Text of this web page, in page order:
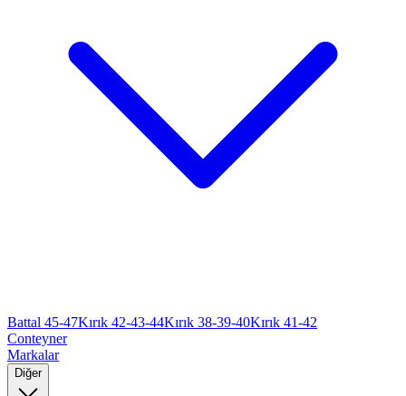
Battal 45-47Kırık 42-43-44Kırık 38-39-40Kırık 41-42
Conteyner
Markalar
Diğer